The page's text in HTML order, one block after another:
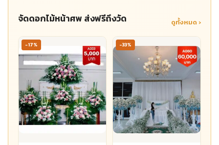
จัดดอกไม้หน้าศพ ส่งฟรีถึงวัด ดูทั้งหมด ›
-17% -33%